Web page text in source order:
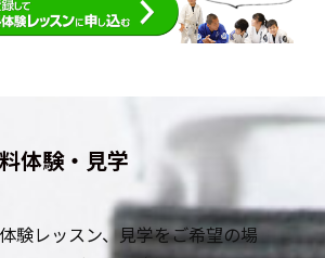
体験・見学
験レッスン、見学をご希望の場